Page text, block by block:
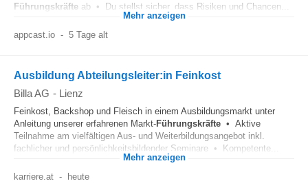
Führungskräfte ab • Du stellst sicher, dass Risiken und Chancen...
Mehr anzeigen
appcast.io - 5 Tage alt
Ausbildung Abteilungsleiter:in Feinkost
Billa AG - Lienz
Feinkost, Backshop und Fleisch in einem Ausbildungsmarkt unter
Anleitung unserer erfahrenen Markt-Führungskräfte • Aktive
Teilnahme am vielfältigen Aus- und Weiterbildungsangebot inkl.
fachlicher und persönlichkeitsbildender Seminare • Kompetente...
Mehr anzeigen
karriere.at - heute